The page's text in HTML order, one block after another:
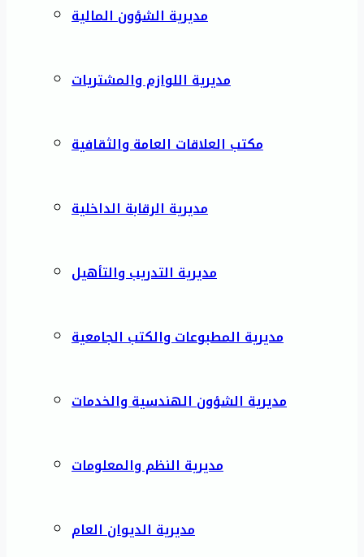
مديرية الشؤون المالية
مديرية اللوازم والمشتريات
مكتب العلاقات العامة والثقافية
مديرية الرقابة الداخلية
مديرية التدريب والتأهيل
مديرية المطبوعات والكتب الجامعية
مديرية الشؤون الهندسية والخدمات
مديرية النظم والمعلومات
مديرية الديوان العام